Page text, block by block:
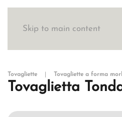
Skip to main content
Tovagliette Tovagliette a forma
Tovaglietta